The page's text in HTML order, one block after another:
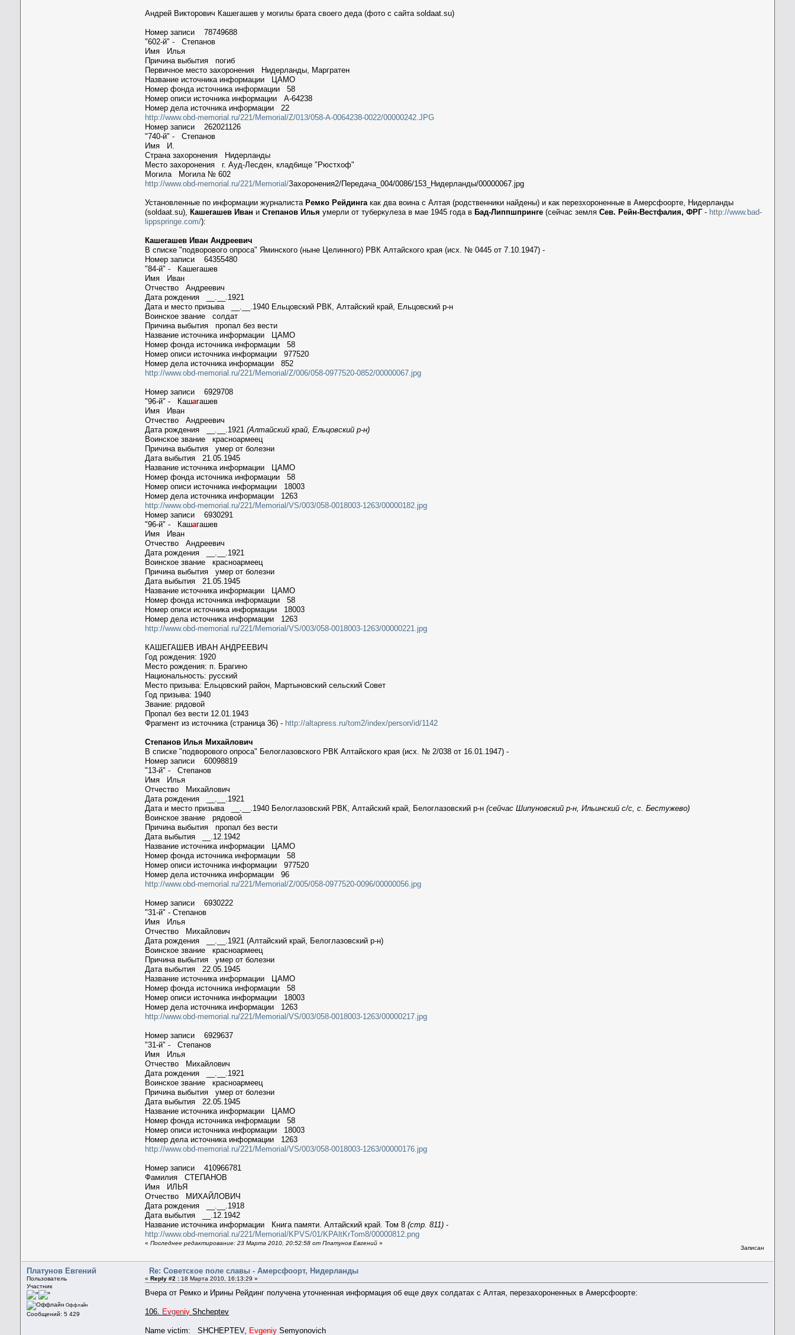
Андрей Викторович Кашегашев у могилы брата своего деда (фото с сайта soldaat.su)
Номер записи 78749688
"602-й" - Степанов
Имя Илья
Причина выбытия погиб
Первичное место захоронения Нидерланды, Маргратен
Название источника информации ЦАМО
Номер фонда источника информации 58
Номер описи источника информации A-64238
Номер дела источника информации 22
http://www.obd-memorial.ru/221/Memorial/Z/013/058-A-0064238-0022/00000242.JPG
Номер записи 262021126
"740-й" - Степанов
Имя И.
Страна захоронения Нидерланды
Место захоронения г. Ауд-Лесден, кладбище "Рюстхоф"
Могила Могила № 602
http://www.obd-memorial.ru/221/Memorial/Захоронения2/Передача_004/0086/153_Нидерланды/00000067.jpg
Установленные по информации журналиста Ремко Рейдингакак два воина с Алтая (родственники найдены) и как перезхороненные в Амерсфоорте, Нидерланды
(soldaat.su), Кашегашев ИваниСтепанов Ильяумерли от туберкулеза в мае 1945 года в Бад-Липпшпринге(сейчас земляСев. Рейн-Вестфалия, ФРГ- http://www.bad-
lippspringe.com/):
Кашегашев Иван Андреевич
В списке "подворового опроса" Яминского (ныне Целинного) РВК Алтайского края (исх. № 0445 от 7.10.1947) -
Номер записи 64355480
"84-й" - Кашегашев
Имя Иван
Отчество Андреевич
Дата рождения __.__.1921
Дата и место призыва __.__.1940 Ельцовский РВК, Алтайский край, Ельцовский р-н
Воинское звание солдат
Причина выбытия пропал без вести
Название источника информации ЦАМО
Номер фонда источника информации 58
Номер описи источника информации 977520
Номер дела источника информации 852
http://www.obd-memorial.ru/221/Memorial/Z/006/058-0977520-0852/00000067.jpg
Номер записи 6929708
"96-й" - Кашагашев
Имя Иван
Отчество Андреевич
Дата рождения __.__.1921(Алтайский край, Ельцовский р-н)
Воинское звание красноармеец
Причина выбытия умер от болезни
Дата выбытия 21.05.1945
Название источника информации ЦАМО
Номер фонда источника информации 58
Номер описи источника информации 18003
Номер дела источника информации 1263
http://www.obd-memorial.ru/221/Memorial/VS/003/058-0018003-1263/00000182.jpg
Номер записи 6930291
"96-й" - Кашагашев
Имя Иван
Отчество Андреевич
Дата рождения __.__.1921
Воинское звание красноармеец
Причина выбытия умер от болезни
Дата выбытия 21.05.1945
Название источника информации ЦАМО
Номер фонда источника информации 58
Номер описи источника информации 18003
Номер дела источника информации 1263
http://www.obd-memorial.ru/221/Memorial/VS/003/058-0018003-1263/00000221.jpg
КАШЕГАШЕВ ИВАН АНДРЕЕВИЧ
Год рождения: 1920
Место рождения: п. Брагино
Национальность: русский
Место призыва: Ельцовский район, Мартыновский сельский Совет
Год призыва: 1940
Звание: рядовой
Пропал без вести 12.01.1943
Фрагмент из источника (страница 36) - http://altapress.ru/tom2/index/person/id/1142
Степанов Илья Михайлович
В списке "подворового опроса" Белоглазовского РВК Алтайского края (исх. № 2/038 от 16.01.1947) -
Номер записи 60098819
"13-й" - Степанов
Имя Илья
Отчество Михайлович
Дата рождения __.__.1921
Дата и место призыва __.__.1940 Белоглазовский РВК, Алтайский край, Белоглазовский р-н(сейчас Шипуновский р-н, Ильинский с/с, с. Бестужево)
Воинское звание рядовой
Причина выбытия пропал без вести
Дата выбытия __.12.1942
Название источника информации ЦАМО
Номер фонда источника информации 58
Номер описи источника информации 977520
Номер дела источника информации 96
http://www.obd-memorial.ru/221/Memorial/Z/005/058-0977520-0096/00000056.jpg
Номер записи 6930222
"31-й" - Степанов
Имя Илья
Отчество Михайлович
Дата рождения __.__.1921 (Алтайский край, Белоглазовский р-н)
Воинское звание красноармеец
Причина выбытия умер от болезни
Дата выбытия 22.05.1945
Название источника информации ЦАМО
Номер фонда источника информации 58
Номер описи источника информации 18003
Номер дела источника информации 1263
http://www.obd-memorial.ru/221/Memorial/VS/003/058-0018003-1263/00000217.jpg
Номер записи 6929637
"31-й" - Степанов
Имя Илья
Отчество Михайлович
Дата рождения __.__.1921
Воинское звание красноармеец
Причина выбытия умер от болезни
Дата выбытия 22.05.1945
Название источника информации ЦАМО
Номер фонда источника информации 58
Номер описи источника информации 18003
Номер дела источника информации 1263
http://www.obd-memorial.ru/221/Memorial/VS/003/058-0018003-1263/00000176.jpg
Номер записи 410966781
Фамилия СТЕПАНОВ
Имя ИЛЬЯ
Отчество МИХАЙЛОВИЧ
Дата рождения __.__.1918
Дата выбытия __.12.1942
Название источника информации Книга памяти. Алтайский край. Том 8(стр. 811) -
http://www.obd-memorial.ru/221/Memorial/KPVS/01/KPAltKrTom8/00000812.png
«Последнее редактирование: 23 Марта 2010, 20:52:58 от Платунов Евгений »
Записан
Платунов Евгений
Пользователь
Участник
Оффлайн
Сообщений: 5 429
Re: Советское поле славы - Амерсфоорт, Нидерланды
«Reply #2 : 18 Марта 2010, 16:13:29 »
Вчера от Ремко и Ирины Рейдинг получена уточненная информация об еще двух солдатах с Алтая, перезахороненных в Амерсфоорте:
106. EvgeniyShcheptev
Name victim: SHCHEPTEV, Evgeniy Semyonovich